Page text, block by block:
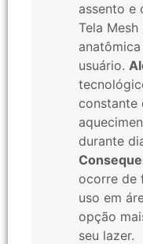
assento e
Tela
usuário.
constante
durante
ocorre de
uso em
opção
seu lazer.